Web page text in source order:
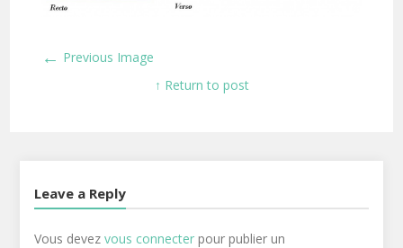
← Previous Image
↑ Return to post
Leave a Reply
Vous devez vous connecterpour publier un